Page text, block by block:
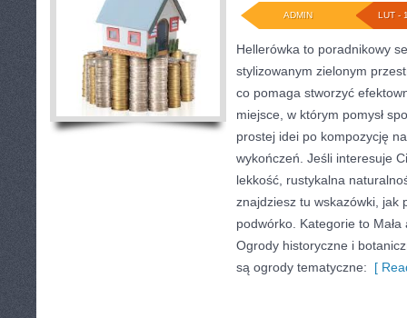
LUT -
ADMIN
Hellerówka to poradnikowy
stylizowanym zielonym
co pomaga stworzyć
miejsce, w którym pomysł
prostej idei po kompozycję
wykończeń. Jeśli interesuje
lekkość, rustykalna
znajdziesz tu wskazówki, jak
podwórko. Kategorie to
Ogrody historyczne i
są ogrody tematyczne: [